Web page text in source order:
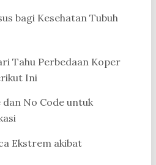
bagi Kesehatan Tubuh
Tahu Perbedaan Koper
Ini
No Code untuk
Ekstrem akibat